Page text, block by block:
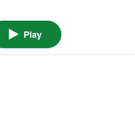
Play